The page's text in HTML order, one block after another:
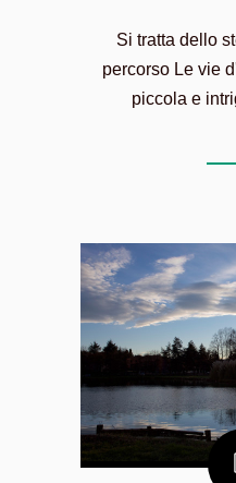
Si tratta dello
percorso Le vie
piccola e